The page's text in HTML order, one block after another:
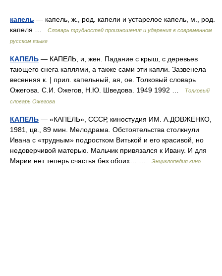
капель — капель, ж., род. капели и устарелое капель, м., род.
капеля …
Словарь трудностей произношения и ударения в современном
русском языке
КАПЕЛЬ — КАПЕЛЬ, и, жен. Падание с крыш, с деревьев
тающего снега каплями, а также сами эти капли. Зазвенела
весенняя к. | прил. капельный, ая, ое. Толковый словарь
Ожегова. С.И. Ожегов, Н.Ю. Шведова. 1949 1992 …
Толковый
словарь Ожегова
КАПЕЛЬ — «КАПЕЛЬ», СССР, киностудия ИМ. А.ДОВЖЕНКО,
1981, цв., 89 мин. Мелодрама. Обстоятельства столкнули
Ивана с «трудным» подростком Витькой и его красивой, но
недоверчивой матерью. Мальчик привязался к Ивану. И для
Марии нет теперь счастья без обоих… …
Энциклопедия кино